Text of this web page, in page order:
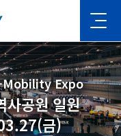
Expo
사공원 일원
금)